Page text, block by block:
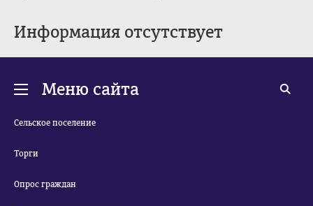
Информация отсутствует
Меню сайта
Сельское поселение
Торги
Опрос граждан